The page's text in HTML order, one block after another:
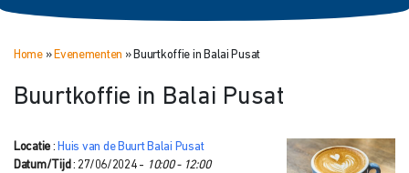
Home» Evenementen » Buurtkoffie in Balai Pusat
Buurtkoffie in Balai Pusat
Locatie : Huis van de Buurt Balai Pusat
Datum/Tijd : 27/06/2024 - 10:00 - 12:00